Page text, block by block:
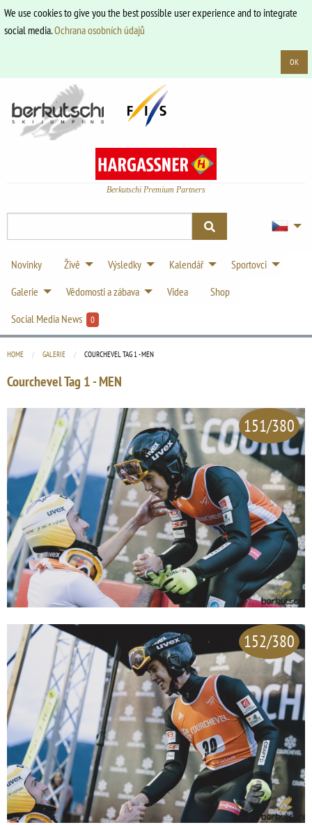
We use cookies to give you the best possible user experience and to integrate
social media.Ochrana osobních údajů
OK
Berkutschi Premium Partners
Novinky Živě Výsledky Kalendář
Sportovci
Galerie
Vědomosti a zábava Videa
Shop
Social Media News
0
HOME GALERIE CURRENT:
COURCHEVEL TAG 1 - MEN
Courchevel Tag 1 - MEN
151/380
152/380